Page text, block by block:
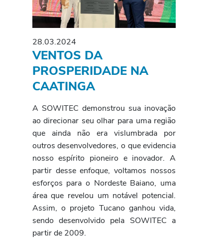
28.03.2024
VENTOS DA
PROSPERIDADE NA
CAATINGA
A SOWITEC demonstrou sua inovação
ao direcionar seu olhar para uma região
que ainda não era vislumbrada por
outros desenvolvedores, o que evidencia
nosso espírito pioneiro e inovador. A
partir desse enfoque, voltamos nossos
esforços para o Nordeste Baiano, uma
área que revelou um notável potencial.
Assim, o projeto Tucano ganhou vida,
sendo desenvolvido pela SOWITEC a
partir de 2009.